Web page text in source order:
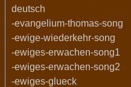
deutsch
-evangelium-thomas-song
-ewige-wiederkehr-song
-ewiges-erwachen-song1
-ewiges-erwachen-song2
-ewiges-glueck